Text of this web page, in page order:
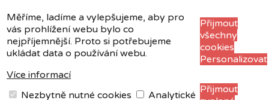
Měříme, ladíme a vylepšujeme, aby pro
vás prohlížení webu bylo co
nejpříjemnější. Proto si potřebujeme
ukládat data o používání webu.
Více informací
Přijmout
všechny
cookies
Personalizovat
Nezbytně nutné cookies
Analytické Přijmout
Měna:
CZK
CZK
EUR
+420 604 408 411